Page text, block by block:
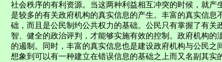
社会秩序的有利资源。当这两种利益相互冲突的时候，就
是较多的有关政府机构的真实信息的产生。丰富的真实信
础，而且是公民制约公共权力的基础。公民只有掌握了有
智、健全的政治评判，才能够实施有效的控制。政府机构
的遏制。同时，丰富的真实信息也是建设政府机构与公民
想象到可以有一种建立在错误信息的基础之上而又名副其